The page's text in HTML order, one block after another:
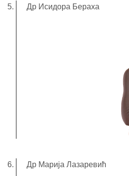
Др Исидора Бераха
Др Марија Лазаревић